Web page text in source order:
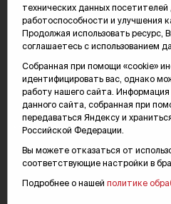
Главный редактор: Панкина Т.Ю.
kika@vsluh.ru
По вопросам рекламы:
(3452) 68-89-78
kotovaev@sibinformburo.ru
mim@vsluh.ru
технических данных посетителей
работоспособности и улучшения
Продолжая использовать ресурс,
соглашаетесь с использованием
Собранная при помощи «cookie»
идентифицировать вас, однако
работу нашего сайта. Информация
данного сайта, собранная при
передаваться Яндексу и
Российской Федерации.
Вы можете отказаться от
соответствующие настройки в
Подробнее о нашей политике